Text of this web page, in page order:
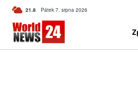
21.8 C Czech
Pátek 7. srpna 2026